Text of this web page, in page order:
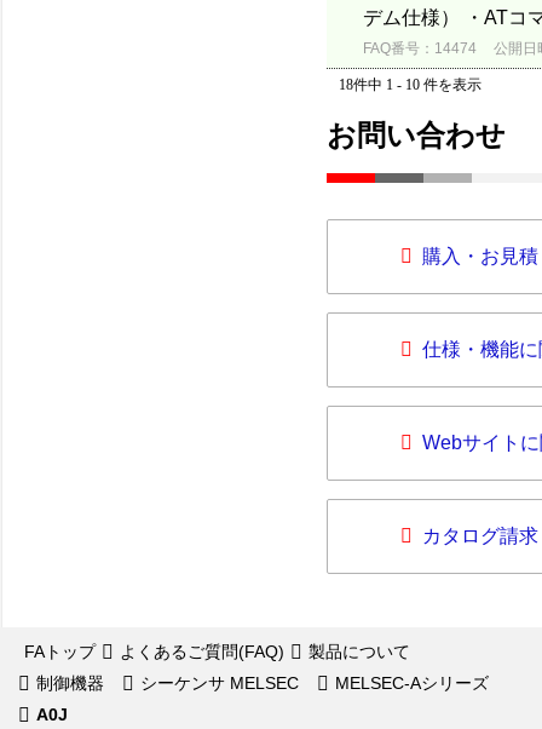
デム仕様） ・ATコ
FAQ番号：14474 公開日
18件中 1 - 10 件を表示
お問い合わせ
購入・お見
仕様・機能
Webサイト
カタログ請求
FAトップ よくあるご質問(FAQ)
製品について
制御機器
シーケンサ MELSEC
MELSEC-Aシリーズ
A0J